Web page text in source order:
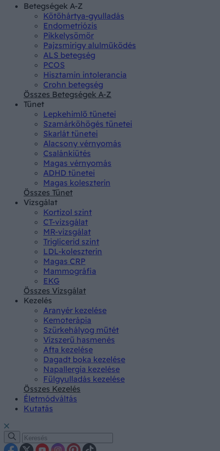
Betegségek A-Z
Kötőhártya-gyulladás
Endometriózis
Pikkelysömör
Pajzsmirigy alulműködés
ALS betegség
PCOS
Hisztamin intolerancia
Crohn betegség
Összes Betegségek A-Z
Tünet
Lepkehimlő tünetei
Szamárköhögés tünetei
Skarlát tünetei
Alacsony vérnyomás
Csalánkiütés
Magas vérnyomás
ADHD tünetei
Magas koleszterin
Összes Tünet
Vizsgálat
Kortizol szint
CT-vizsgálat
MR-vizsgálat
Triglicerid szint
LDL-koleszterin
Magas CRP
Mammográfia
EKG
Összes Vizsgálat
Kezelés
Aranyér kezelése
Kemoterápia
Szürkehályog műtét
Vízszerű hasmenés
Afta kezelése
Dagadt boka kezelése
Napallergia kezelése
Fülgyulladás kezelése
Összes Kezelés
Életmódváltás
Kutatás